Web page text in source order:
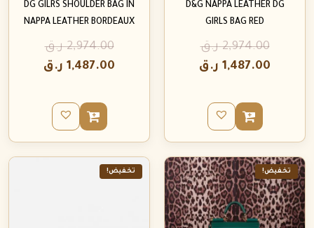
D&G NAPPA LEATHER DG
GIRLS BAG RED
2,974.00 ر.ق
1,487.00 ر.ق
DG GILRS SHOULDER BAG IN
NAPPA LEATHER BORDEAUX
2,974.00 ر.ق
1,487.00 ر.ق
تخفيض! تخفيض!